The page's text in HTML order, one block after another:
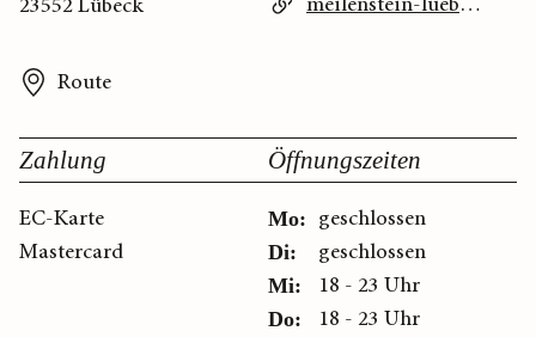
23552 Lübeck
Route
Zahlung
EC-Karte
Mastercard
Öffnungszeiten
Mo: geschlossen
Di: geschlossen
Mi: 18 - 23 Uhr
Do: 18 - 23 Uhr